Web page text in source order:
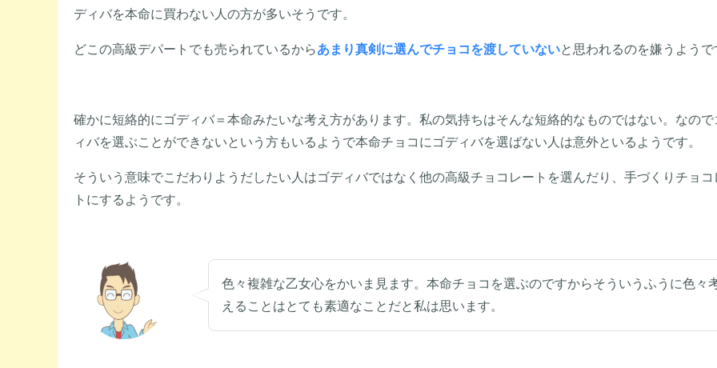
ディバを本命に買わない人の方が多いそうです。
どこの高級デパートでも売られているからあまり真剣に選んでチョコを渡していないと思われるのを嫌うようで
確かに短絡的にゴディバ＝本命みたいな考え方があります。私の気持ちはそんな短絡的なものではない。なので
ィバを選ぶことができないという方もいるようで本命チョコにゴディバを選ばない人は意外といるようです。
そういう意味でこだわりようだしたい人はゴディバではなく他の高級チョコレートを選んだり、手づくりチョコ
トにするようです。
色々複雑な乙女心をかいま見ます。本命チョコを選ぶのですからそういうふうに色々
えることはとても素適なことだと私は思います。